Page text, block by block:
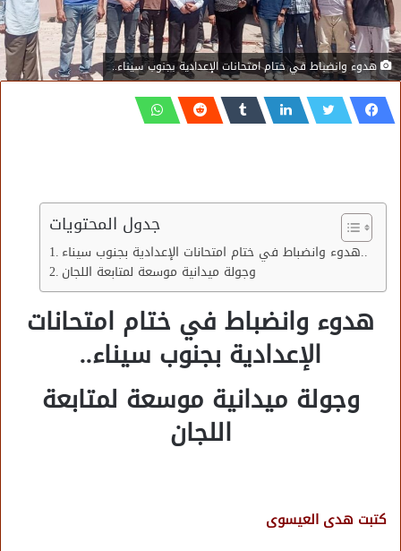
هدوء وانضباط في ختام امتحانات الإعدادية بجنوب سيناء..
جدول المحتويات
هدوء وانضباط في ختام امتحانات الإعدادية بجنوب سيناء..
وجولة ميدانية موسعة لمتابعة اللجان
هدوء وانضباط في ختام امتحانات
الإعدادية بجنوب سيناء..
وجولة ميدانية موسعة لمتابعة
اللجان
كتبت هدى العيسوى